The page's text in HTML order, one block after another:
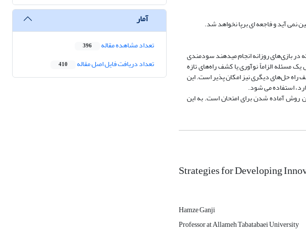
نمی آید و فاجعه ای برپا نخواهد شد.
بازی‌های روزانه انجام میدهند سودمندی
مسئله الزاماً نوآوری یا کشف راه‌های تازه
راه حل‌های دیگری نیز امکان پذیر است. این
استفاده می شود.
روش آماده شدن برای امتحان است. به این
Strategies for Developing
Hamze Ganji
Professor at Allameh Tabatabaei University
آمار
تعداد مشاهده مقاله 396
تعداد دریافت فایل اصل مقاله 410